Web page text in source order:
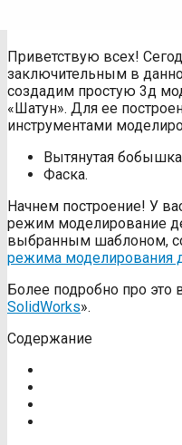
Приветствую всех!
заключительным в
создадим простую 3д
«Шатун». Для ее
инструментами
Вытянутая
Фаска.
Начнем построение! У
режим моделирование
выбранным шаблоном,
режима моделирования
Более подробно про это
SolidWorks».
Содержание